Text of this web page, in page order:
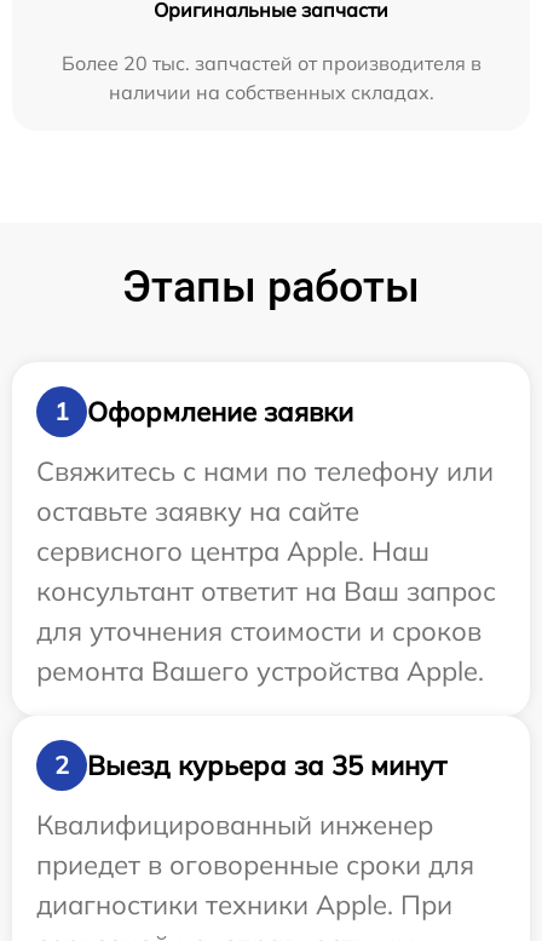
Оригинальные запчасти
Более 20 тыс. запчастей от производителя в
наличии на собственных складах.
Этапы работы
1
Оформление заявки
Свяжитесь с нами по телефону или
оставьте заявку на сайте
сервисного центра Apple. Наш
консультант ответит на Ваш запрос
для уточнения стоимости и сроков
ремонта Вашего устройства Apple.
2
Выезд курьера за 35 минут
Квалифицированный инженер
приедет в оговоренные сроки для
диагностики техники Apple. При